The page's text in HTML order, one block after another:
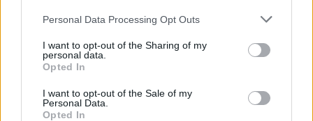
Personal Data Processing Opt Outs
I want to opt-out of the Sharing of my
personal data.
Opted In
I want to opt-out of the Sale of my
Personal Data.
Opted In